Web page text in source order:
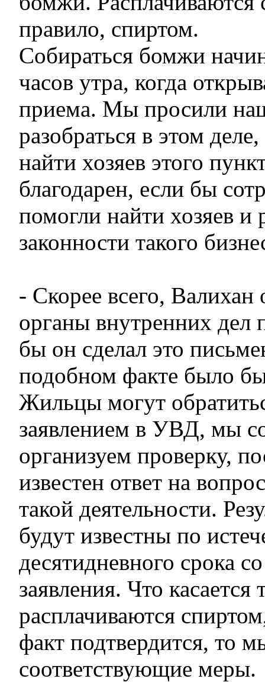
правило, спиртом.
Собираться бомжи
часов утра, когда
приема. Мы просили
разобраться в этом
найти хозяев этого
благодарен, если бы
помогли найти хозяев и
законности такого
- Скорее всего, Валихан
органы внутренних дел
бы он сделал это
подобном факте было
Жильцы могут
заявлением в УВД, мы
организуем проверку,
известен ответ на
такой деятельности.
будут известны по
десятидневного срока
заявления. Что касается
расплачиваются
факт подтвердится, то
соответствующие меры.